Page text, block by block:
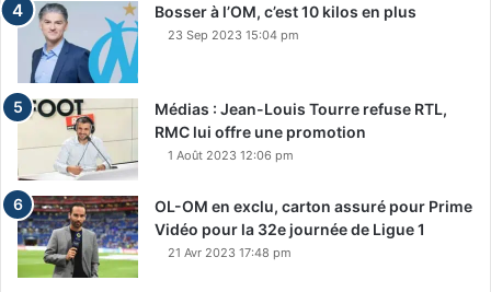
Bosser à l’OM, c’est 10 kilos en plus
23 Sep 2023 15:04 pm
Médias : Jean-Louis Tourre refuse RTL,
RMC lui offre une promotion
1 Août 2023 12:06 pm
OL-OM en exclu, carton assuré pour Prime
Vidéo pour la 32e journée de Ligue 1
21 Avr 2023 17:48 pm